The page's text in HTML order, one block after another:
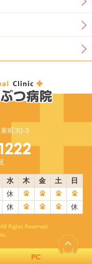
町30-3
水 木 金 土
日
休
休 休
PC